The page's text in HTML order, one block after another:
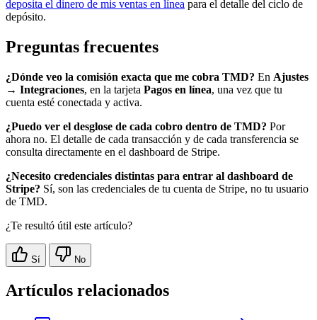
deposita el dinero de mis ventas en línea para el detalle del ciclo de
depósito.
Preguntas frecuentes
¿Dónde veo la comisión exacta que me cobra TMD? En Ajustes
→ Integraciones, en la tarjeta Pagos en línea, una vez que tu
cuenta esté conectada y activa.
¿Puedo ver el desglose de cada cobro dentro de TMD? Por
ahora no. El detalle de cada transacción y de cada transferencia se
consulta directamente en el dashboard de Stripe.
¿Necesito credenciales distintas para entrar al dashboard de
Stripe? Sí, son las credenciales de tu cuenta de Stripe, no tu usuario
de TMD.
¿Te resultó útil este artículo?
Sí No
Artículos relacionados